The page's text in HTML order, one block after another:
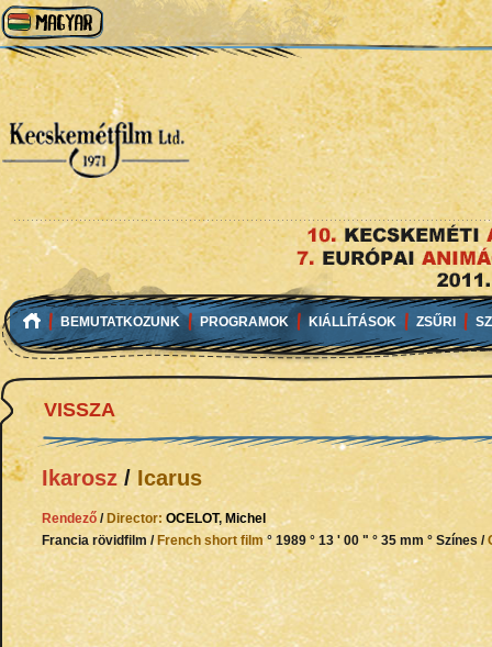
BEMUTATKOZUNK PROGRAMOK KIÁLLÍTÁSOK ZSŰRI
VISSZA
Ikarosz/ Icarus
Rendező / Director: OCELOT, Michel
Francia rövidfilm / French short film° 1989 ° 13 ' 00 " ° 35 mm ° Színes /